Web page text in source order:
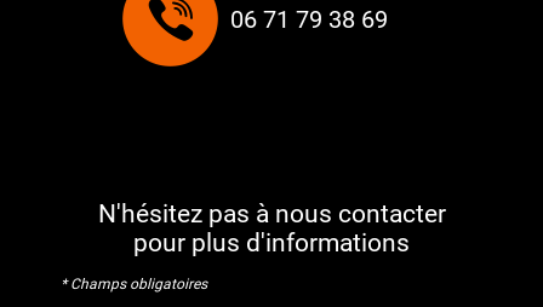
06 71 79 38 69
N'hésitez pas à nous contacter
pour plus d'informations
* Champs obligatoires